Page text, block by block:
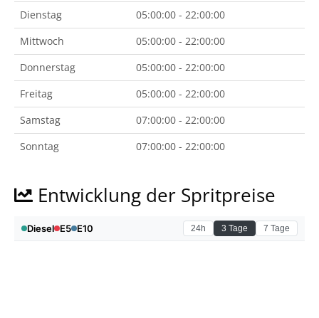
Dienstag
05:00:00 - 22:00:00
Mittwoch
05:00:00 - 22:00:00
Donnerstag
05:00:00 - 22:00:00
Freitag
05:00:00 - 22:00:00
Samstag
07:00:00 - 22:00:00
Sonntag
07:00:00 - 22:00:00
Entwicklung der Spritpreise